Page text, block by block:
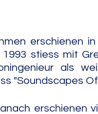
erschienen
1993 stiess mit
als
"Soundscapes Of
erschienen